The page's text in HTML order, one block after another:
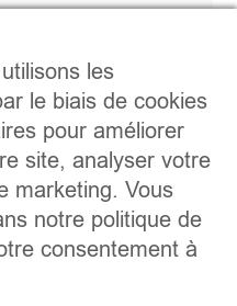
ou louer
les
le biais de cookies
pour améliorer
site, analyser votre
marketing. Vous
notre politique de
consentement à